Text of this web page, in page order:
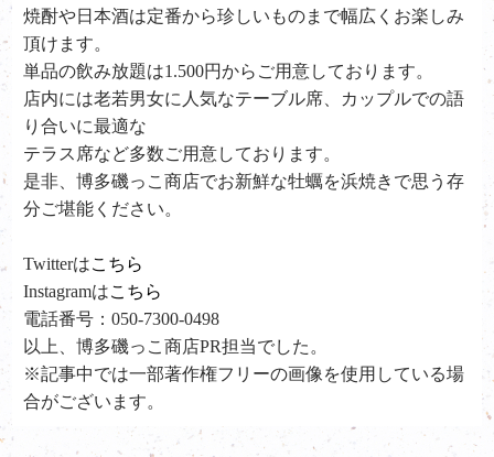
焼酎や日本酒は定番から珍しいものまで幅広くお楽しみ
頂けます。
単品の飲み放題は1.500円からご用意しております。
店内には老若男女に人気なテーブル席、カップルでの語
り合いに最適な
テラス席など多数ご用意しております。
是非、博多磯っこ商店でお新鮮な牡蠣を浜焼きで思う存
分ご堪能ください。
Twitterはこちら
Instagramはこちら
電話番号：050-7300-0498
以上、博多磯っこ商店PR担当でした。
※記事中では一部著作権フリーの画像を使用している場
合がございます。